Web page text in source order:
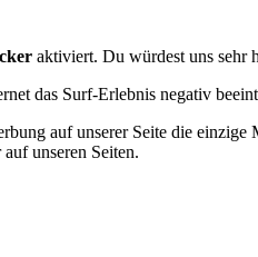
aktiviert. Du würdest uns sehr
das Surf-Erlebnis negativ
auf unserer Seite die
unseren Seiten.